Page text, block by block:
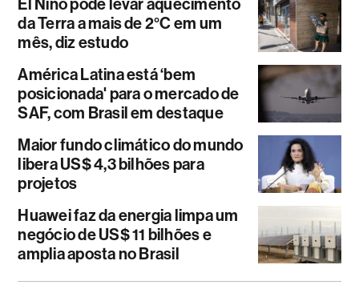
da Terra a mais de 2°C em um
mês, diz estudo
América Latina está ‘bem
posicionada' para o mercado de
SAF, com Brasil em destaque
Maior fundo climático do mundo
libera US$ 4,3 bilhões para
projetos
Huawei faz da energia limpa um
negócio de US$ 11 bilhões e
amplia aposta no Brasil